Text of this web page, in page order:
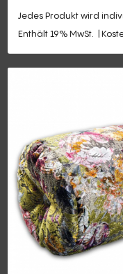
Jedes Produkt wird
Enthält 19% MwSt.